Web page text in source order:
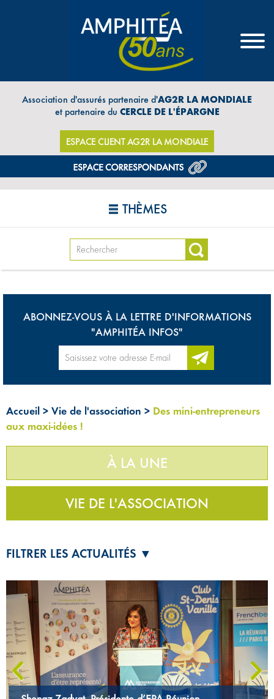
Association d'assurés partenaire d'AG2R LA MONDIALE
et partenaire du CERCLE DE L'ÉPARGNE
ESPACE CLIENT AG2R LA MONDIALE
THÈMES
ABONNEZ-VOUS À LA LETTRE D'INFORMATIONS
"AMPHITÉA INFOS"
Accueil > Vie de l'association > Des mini-entrepreneurs
aux maxi-idées !
À LA UNE
VIE DE L'ASSOCIATION
FILTRER LES ACTUALITÉS ▼
‹ ›